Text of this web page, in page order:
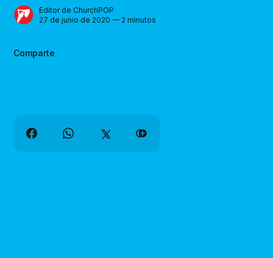
Editor de ChurchPOP
27 de junio de 2020 — 2 minutos
Comparte